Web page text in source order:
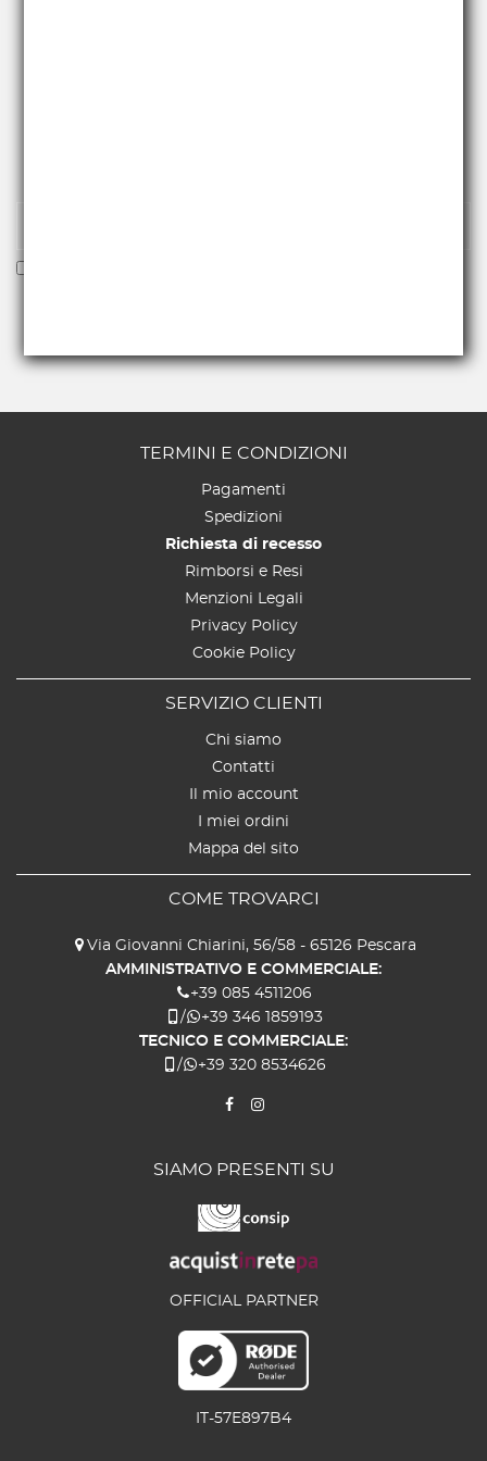
TERMINI E CONDIZIONI
Pagamenti
Spedizioni
Richiesta di recesso
Rimborsi e Resi
Menzioni Legali
Privacy Policy
Cookie Policy
SERVIZIO CLIENTI
Chi siamo
Contatti
Il mio account
I miei ordini
Mappa del sito
COME TROVARCI
Via Giovanni Chiarini, 56/58 - 65126 Pescara
AMMINISTRATIVO E COMMERCIALE:
+39 085 4511206
/
+39 346 1859193
TECNICO E COMMERCIALE:
/
+39 320 8534626
SIAMO PRESENTI SU
OFFICIAL PARTNER
IT-57E897B4